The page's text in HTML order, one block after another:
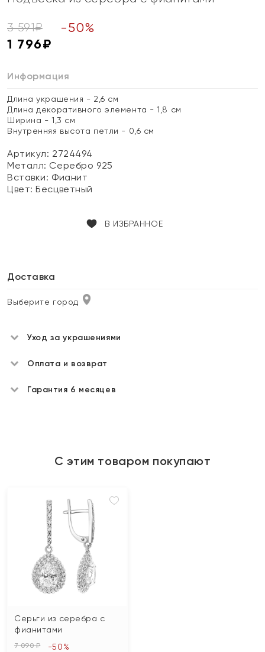
3 591₽ -50%
1 796₽
Информация
Длина украшения - 2,6 см
Длина декоративного элемента - 1,8 см
Ширина - 1,3 см
Внутренняя высота петли - 0,6 см
Артикул: 2724494
Металл: Серебро 925
Вставки: Фианит
Цвет:Бесцветный
В ИЗБРАННОЕ
Доставка
Выберите город
Уход за украшениями
Оплата и возврат
Гарантия 6 месяцев
С этим товаром покупают
Серьги из серебра с
фианитами
7 090 ₽ -50%